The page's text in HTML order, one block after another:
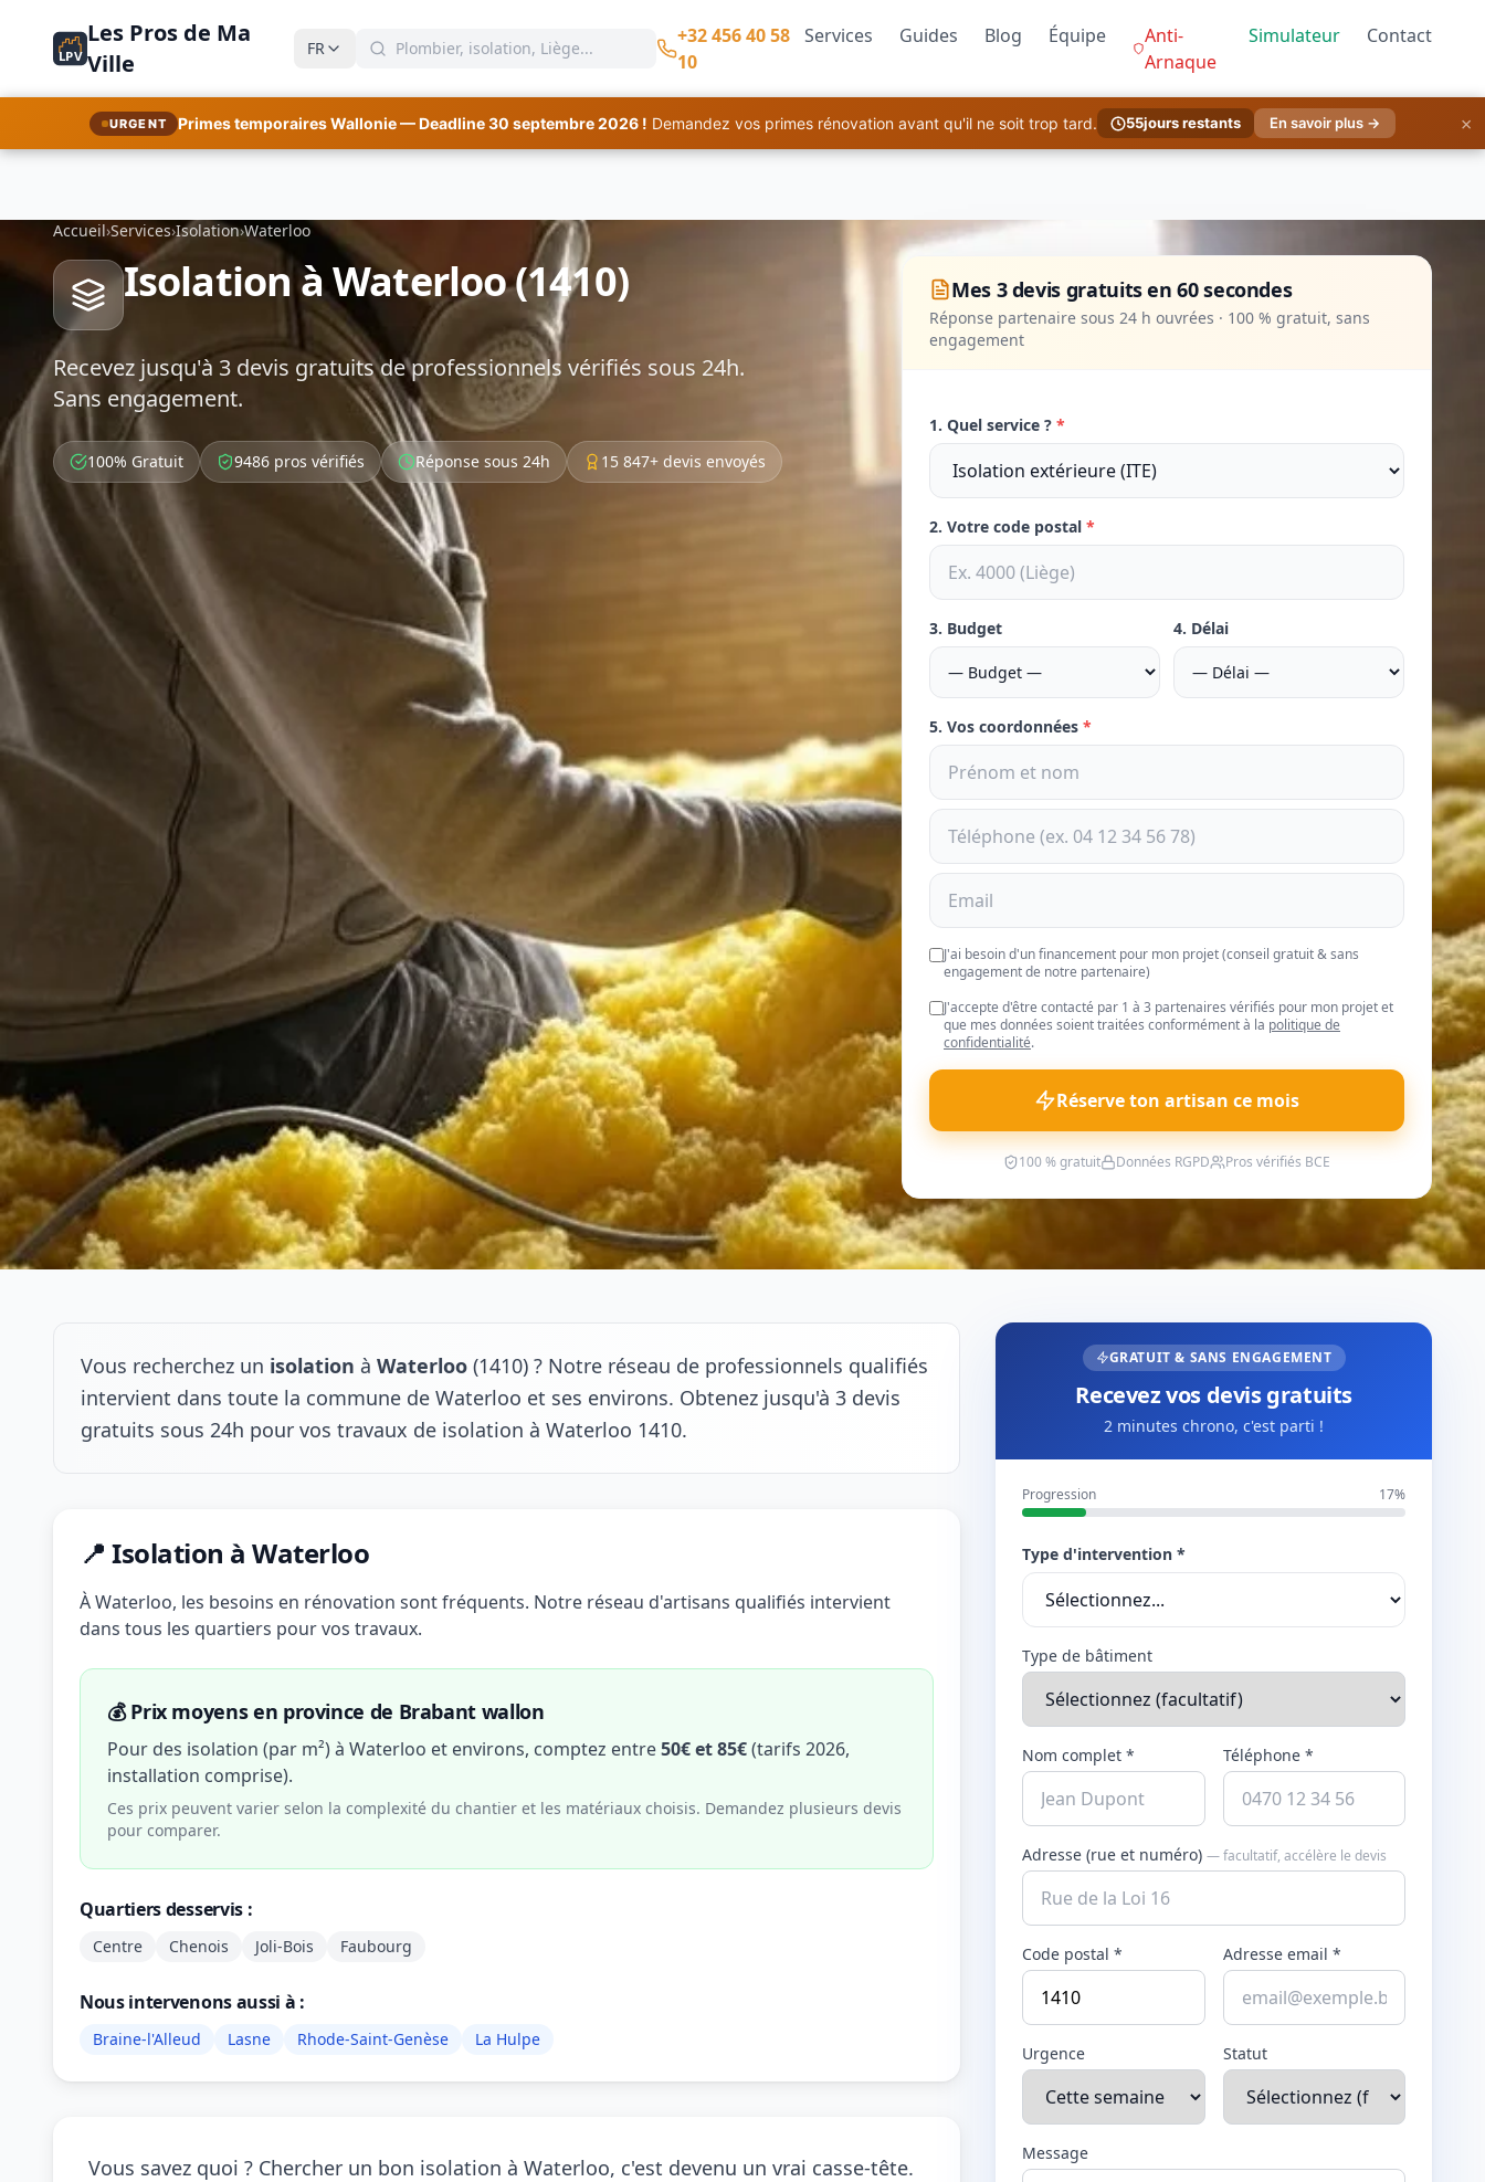
LPV
Les Pros de Ma
Ville
FR
+32 456 40 58
10
Services Guides Blog Équipe
Anti-
Arnaque
Simulateur Contact
URGENT Primes temporaires Wallonie — Deadline 30 septembre 2026 ! Demandez vos primes rénovation avant qu'il ne soit trop tard. 55jours restants En savoir plus → ×
Accueil›Services›Isolation›Waterloo
Isolation à Waterloo (1410)
Recevez jusqu'à 3 devis gratuits de professionnels vérifiés sous 24h.
Sans engagement.
100% Gratuit 9486 pros vérifiés Réponse sous 24h 15 847+ devis envoyés
Mes 3 devis gratuits en 60 secondes
Réponse partenaire sous 24 h ouvrées · 100 % gratuit, sans
engagement
1. Quel service ? *
2. Votre code postal *
3. Budget 4. Délai
5. Vos coordonnées *
J'ai besoin d'un financement pour mon projet (conseil gratuit & sans
engagement de notre partenaire)
J'accepte d'être contacté par 1 à 3 partenaires vérifiés pour mon projet et
que mes données soient traitées conformément à la politique de
confidentialité.
Réserve ton artisan ce mois
100 % gratuit Données RGPD Pros vérifiés BCE
Vous recherchez un isolation à Waterloo (1410) ? Notre réseau de professionnels qualifiés
intervient dans toute la commune de Waterloo et ses environs. Obtenez jusqu'à 3 devis
gratuits sous 24h pour vos travaux de isolation à Waterloo 1410.
📍 Isolation à Waterloo
À Waterloo, les besoins en rénovation sont fréquents. Notre réseau d'artisans qualifiés intervient
dans tous les quartiers pour vos travaux.
💰 Prix moyens en province de Brabant wallon
Pour des isolation (par m²) à Waterloo et environs, comptez entre50€ et 85€(tarifs 2026,
installation comprise).
Ces prix peuvent varier selon la complexité du chantier et les matériaux choisis. Demandez plusieurs devis
pour comparer.
Quartiers desservis :
Centre Chenois Joli-Bois Faubourg
Nous intervenons aussi à :
Braine-l'Alleud Lasne Rhode-Saint-Genèse La Hulpe
Vous savez quoi ? Chercher un bon isolation à Waterloo, c'est devenu un vrai casse-tête.
GRATUIT & SANS ENGAGEMENT
Recevez vos devis gratuits
2 minutes chrono, c'est parti !
Progression 17%
Type d'intervention *
Type de bâtiment
Nom complet * Téléphone *
Adresse (rue et numéro)— facultatif, accélère le devis
Code postal * Adresse email *
Urgence Statut
Message